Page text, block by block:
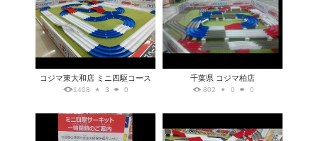
コジマ東大和店 ミニ四駆コース
1408 3 0
千葉県 コジマ柏店
802 0 0